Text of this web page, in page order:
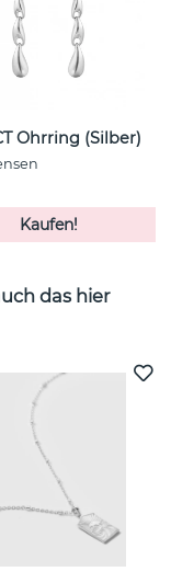
Ohrring (Silber)
Kaufen!
das hier